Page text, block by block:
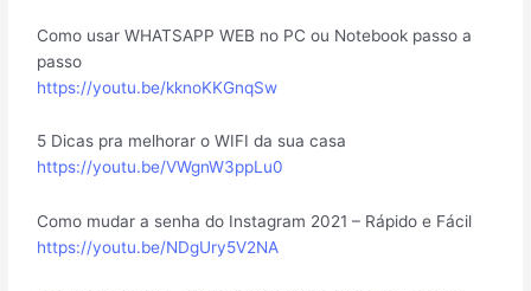
Como usar WHATSAPP WEB no PC ou Notebook passo a
passo
https://youtu.be/kknoKKGnqSw
5 Dicas pra melhorar o WIFI da sua casa
https://youtu.be/VWgnW3ppLu0
Como mudar a senha do Instagram 2021 – Rápido e Fácil
https://youtu.be/NDgUry5V2NA